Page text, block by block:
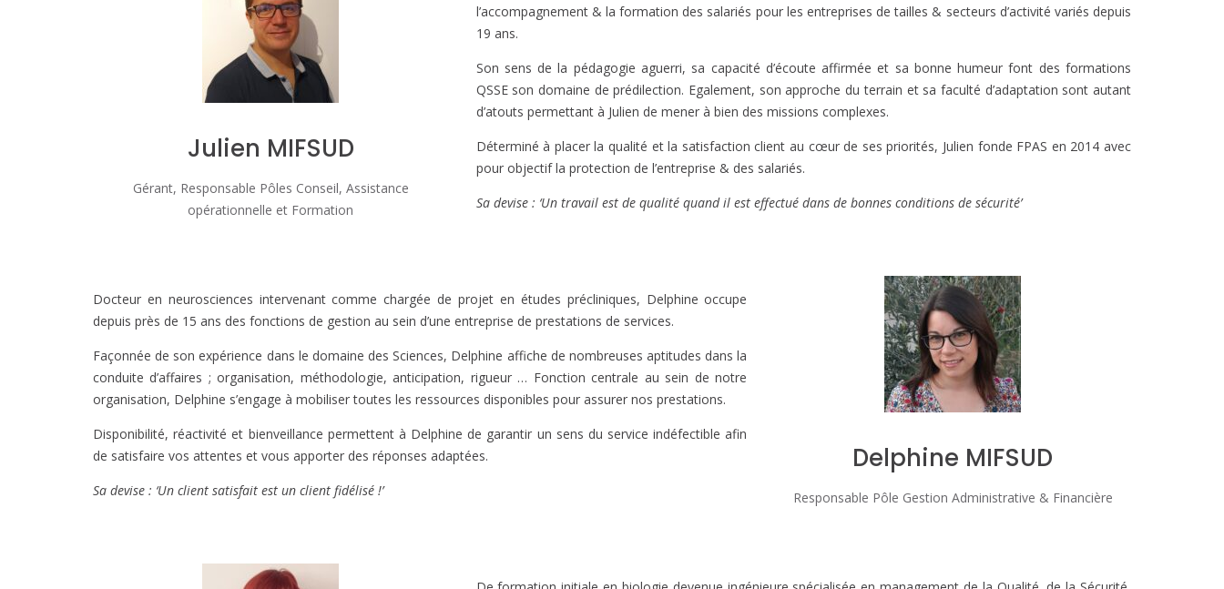
Julien MIFSUD
Gérant, Responsable Pôles Conseil, Assistance
opérationnelle et Formation
l’accompagnement & la formation des salariés pour les entreprises de tailles & secteurs d’activité variés depuis
19 ans.
Son sens de la pédagogie aguerri, sa capacité d’écoute affirmée et sa bonne humeur font des formations
QSSE son domaine de prédilection. Egalement, son approche du terrain et sa faculté d’adaptation sont autant
d’atouts permettant à Julien de mener à bien des missions complexes.
Déterminé à placer la qualité et la satisfaction client au cœur de ses priorités, Julien fonde FPAS en 2014 avec
pour objectif la protection de l’entreprise & des salariés.
Sa devise : ‘Un travail est de qualité quand il est effectué dans de bonnes conditions de sécurité’
Docteur en neurosciences intervenant comme chargée de projet en études précliniques, Delphine occupe
depuis près de 15 ans des fonctions de gestion au sein d’une entreprise de prestations de services.
Façonnée de son expérience dans le domaine des Sciences, Delphine affiche de nombreuses aptitudes dans la
conduite d’affaires ; organisation, méthodologie, anticipation, rigueur … Fonction centrale au sein de notre
organisation, Delphine s’engage à mobiliser toutes les ressources disponibles pour assurer nos prestations.
Disponibilité, réactivité et bienveillance permettent à Delphine de garantir un sens du service indéfectible afin
de satisfaire vos attentes et vous apporter des réponses adaptées.
Sa devise : ‘Un client satisfait est un client fidélisé !’
Delphine MIFSUD
Responsable Pôle Gestion Administrative & Financière